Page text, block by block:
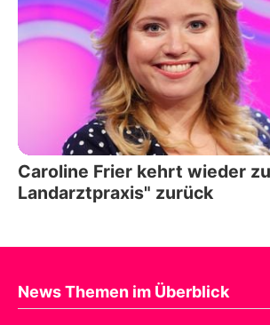
Caroline Frier kehrt wieder
Landarztpraxis" zurück
News Themen im Überblick